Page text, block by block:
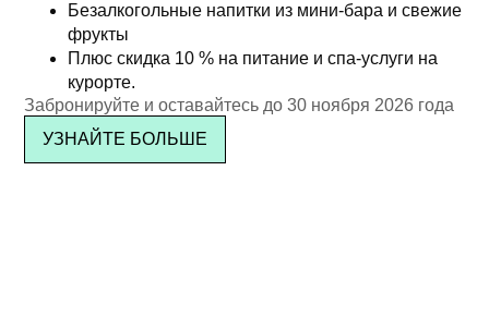
Безалкогольные напитки из мини-бара и свежие
фрукты
Плюс скидка 10 % на питание и спа-услуги на
курорте.
Забронируйте и оставайтесь до 30 ноября 2026 года
УЗНАЙТЕ БОЛЬШЕ